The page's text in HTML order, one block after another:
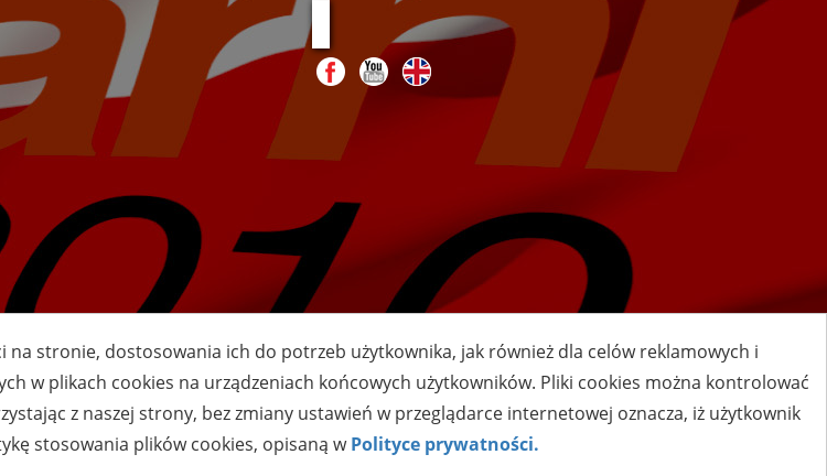
stronie, dostosowania ich do potrzeb użytkownika, jak również dla celów reklamowych i
w plikach cookies na urządzeniach końcowych użytkowników. Pliki cookies można kontrolować
z naszej strony, bez zmiany ustawień w przeglądarce internetowej oznacza, iż użytkownik
stosowania plików cookies, opisaną wPolityce prywatności.